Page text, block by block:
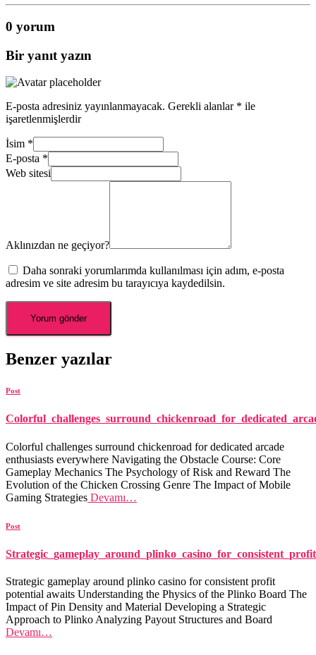
0 yorum
Bir yanıt yazın
E-posta adresiniz yayınlanmayacak. Gerekli alanlar * ile
işaretlenmişlerdir
İsim *
E-posta *
Web sitesi
Aklınızdan ne geçiyor?
Daha sonraki yorumlarımda kullanılması için adım, e-posta
adresim ve site adresim bu tarayıcıya kaydedilsin.
Benzer yazılar
Post
Colorful challenges surround chickenroad for dedicated arcade
enthusiasts everywhere Navigating the Obstacle Course: Core
Gameplay Mechanics The Psychology of Risk and Reward The
Evolution of the Chicken Crossing Genre The Impact of Mobile
Gaming Strategies Devamı…
Post
Strategic gameplay around plinko casino for consistent profit
potential awaits Understanding the Physics of the Plinko Board The
Impact of Pin Density and Material Developing a Strategic
Approach to Plinko Analyzing Payout Structures and Board
Devamı…